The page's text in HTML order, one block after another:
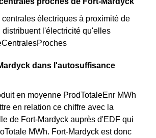
centrales électriques à proximité de
distribuent l'électricité qu'elles
dans l'autosuffisance
en moyenne ProdTotaleEnr MWh
en relation ce chiffre avec la
de Fort-Mardyck auprès d'EDF qui
MWh. Fort-Mardyck est donc